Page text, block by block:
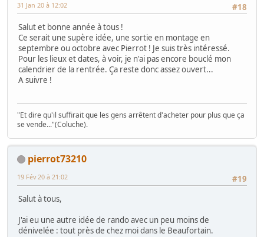
#18
31 Jan 20 à 12:02
Salut et bonne année à tous !
Ce serait une supère idée, une sortie en montage en
septembre ou octobre avec Pierrot ! Je suis très intéressé.
Pour les lieux et dates, à voir, je n'ai pas encore bouclé mon
calendrier de la rentrée. Ça reste donc assez ouvert...
A suivre !
"Et dire qu'il suffirait que les gens arrêtent d'acheter pour plus que ça
se vende..."(Coluche).
pierrot73210
#19
19 Fév 20 à 21:02
Salut à tous,
J'ai eu une autre idée de rando avec un peu moins de
dénivelée : tout près de chez moi dans le Beaufortain.